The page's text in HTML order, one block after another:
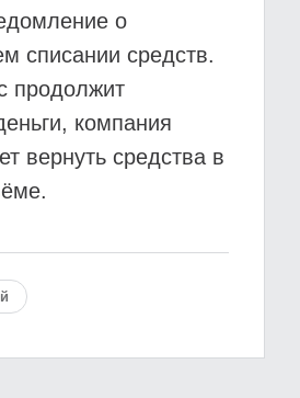
о
списании средств.
продолжит
компания
вернуть средства в